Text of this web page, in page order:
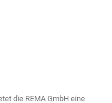
die REMA GmbH eine